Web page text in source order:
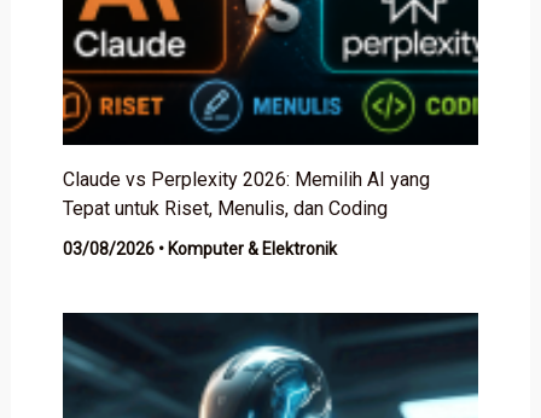
Claude vs Perplexity 2026: Memilih AI yang
Tepat untuk Riset, Menulis, dan Coding
03/08/2026 • Komputer & Elektronik